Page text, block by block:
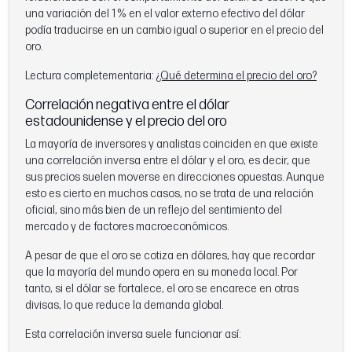
una variación del 1 % en el valor externo efectivo del dólar
podía traducirse en un cambio igual o superior en el precio del
oro.
Lectura completementaria: ¿Qué determina el precio del oro?
Correlación negativa entre el dólar
estadounidense y el precio del oro
La mayoría de inversores y analistas coinciden en que existe
una correlación inversa entre el dólar y el oro, es decir, que
sus precios suelen moverse en direcciones opuestas. Aunque
esto es cierto en muchos casos, no se trata de una relación
oficial, sino más bien de un reflejo del sentimiento del
mercado y de factores macroeconómicos.
A pesar de que el oro se cotiza en dólares, hay que recordar
que la mayoría del mundo opera en su moneda local. Por
tanto, si el dólar se fortalece, el oro se encarece en otras
divisas, lo que reduce la demanda global.
Esta correlación inversa suele funcionar así: